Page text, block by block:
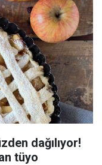
dağılıyor!
tüyo